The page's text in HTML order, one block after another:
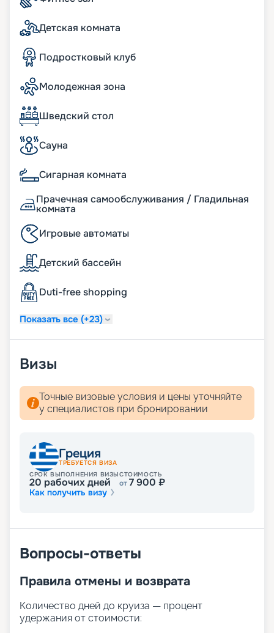
Spa и Wellness-центр. Также к услугам
фитнес-зал, сауна, джакузи, 4D-кинотеатр – и
множество других развлечений. Для юных
путешественников обустроены интереснейшие
игровые зоны, подростковые клубы, бассейн,
водяные горки.
Вы можете купить путевку на нашем сайте
расписание туров, маршруты на 2026 - 2027 г.,
схема размещения и описание кают, цена
путевки, фото интерьеров. Если у вас появились
вопросы, опытные консультанты с
бронирования позвонит вам выбрать самые
Детская комната
Подростковый клуб
Молодежная зона
Шведский стол
Сауна
Сигарная комната
Прачечная самообслуживания / Гладильная
комната
Игровые автоматы
Детский бассейн
Duti-free shopping
Показать все (+23)
Визы
Точные визовые условия и цены уточняйте
у специалистов при бронировании
Греция
ТРЕБУЕТСЯ ВИЗА
СРОК ВЫПОЛНЕНИЯ ВИЗЫ
20 рабочих дней
СТОИМОСТЬ
от7 900 ₽
Как получить визу
Вопросы-ответы
Правила отмены и возврата
Количество дней до круиза — процент
удержания от стоимости: